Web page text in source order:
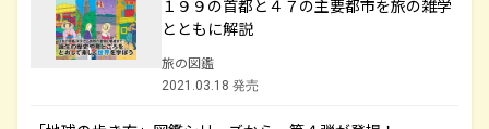
１９９の首都と４７の主要都市を旅の雑学
とともに解説
旅の図鑑
2021.03.18 発売